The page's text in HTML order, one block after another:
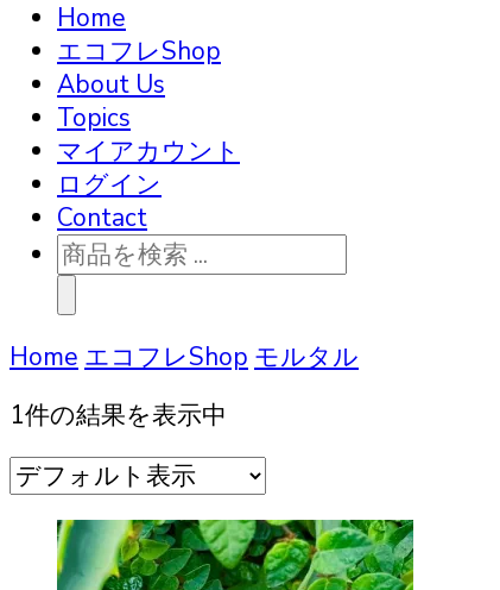
Home
エコフレShop
About Us
Topics
マイアカウント
ログイン
Contact
商
品
検
索
Home エコフレShop モルタル
1件の結果を表示中